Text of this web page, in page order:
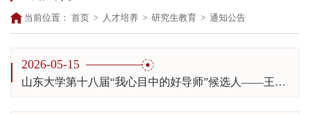
当前位置： 首页 > 人才培养 > 研究生教育 > 通知公告
2026-05-15
山东大学第十八届“我心目中的好导师”候选人——王咏梅